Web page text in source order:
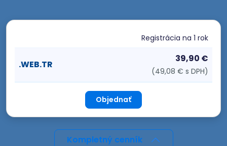
Registrácia na 1 rok
.WEB.TR
39,90 €
(49,08 € s DPH)
Objednať
Kompletný cenník